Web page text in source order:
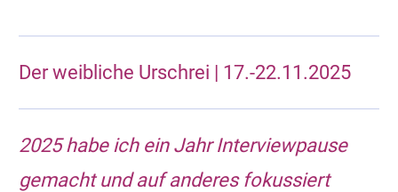
Der weibliche Urschrei | 17.-22.11.2025
2025 habe ich ein Jahr Interviewpause
gemacht und auf anderes fokussiert